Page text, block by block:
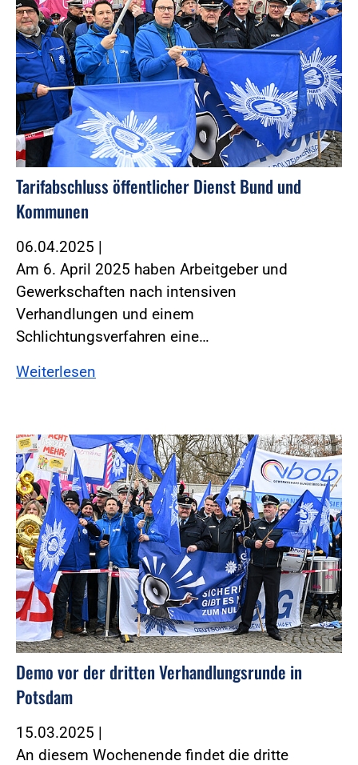
Tarifabschluss öffentlicher Dienst Bund und
Kommunen
06.04.2025 |
Am 6. April 2025 haben Arbeitgeber und
Gewerkschaften nach intensiven
Verhandlungen und einem
Schlichtungsverfahren eine…
Weiterlesen
Foto:Foto: Windmüller
Demo vor der dritten Verhandlungsrunde in
Potsdam
15.03.2025 |
An diesem Wochenende findet die dritte